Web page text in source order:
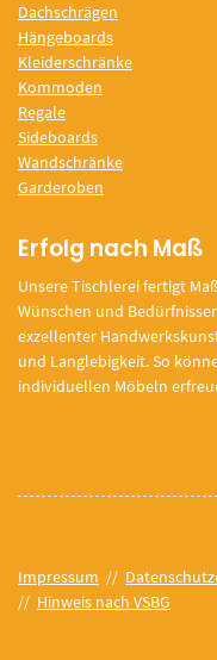
Dachschrägen
Hängeboards
Kleiderschränke
Kommoden
Regale
Sideboards
Wandschränke
Garderoben
Erfolg nach Maß
Unsere Tischlerei fertigt
Wünschen und
exzellenter
und Langlebigkeit. So
individuellen Möbeln
Impressum //
// Hinweis nach VSBG